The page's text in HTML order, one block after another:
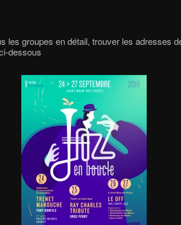
les groupes en détail, trouver les adresses
dessous